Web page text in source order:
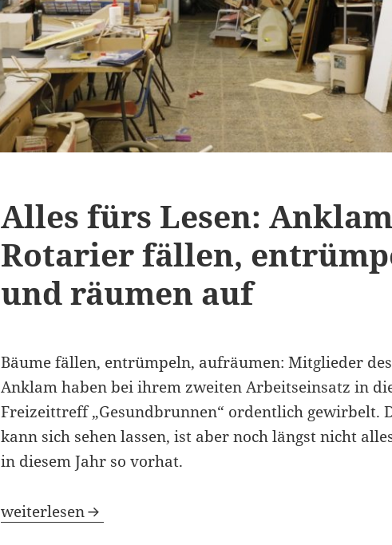
Alles fürs Lesen:
Rotarier fällen,
und räumen auf
Bäume fällen, entrümpeln, aufräumen: Mitglieder
Anklam haben bei ihrem zweiten Arbeitseinsatz in
Freizeittreff „Gesundbrunnen“ ordentlich gewirbelt.
kann sich sehen lassen, ist aber noch längst nicht
in diesem Jahr so vorhat.
Alles fürs Lesen: Anklamer Rotarier fällen,
weiterlesen